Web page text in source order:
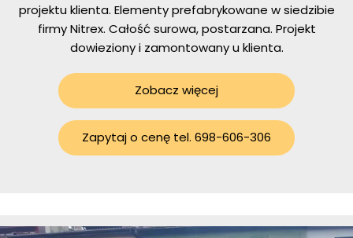
projektu klienta. Elementy prefabrykowane w siedzibie
firmy Nitrex. Całość surowa, postarzana. Projekt
dowieziony i zamontowany u klienta.
Zapytaj o cenę tel. 698-606-306
Zobacz więcej